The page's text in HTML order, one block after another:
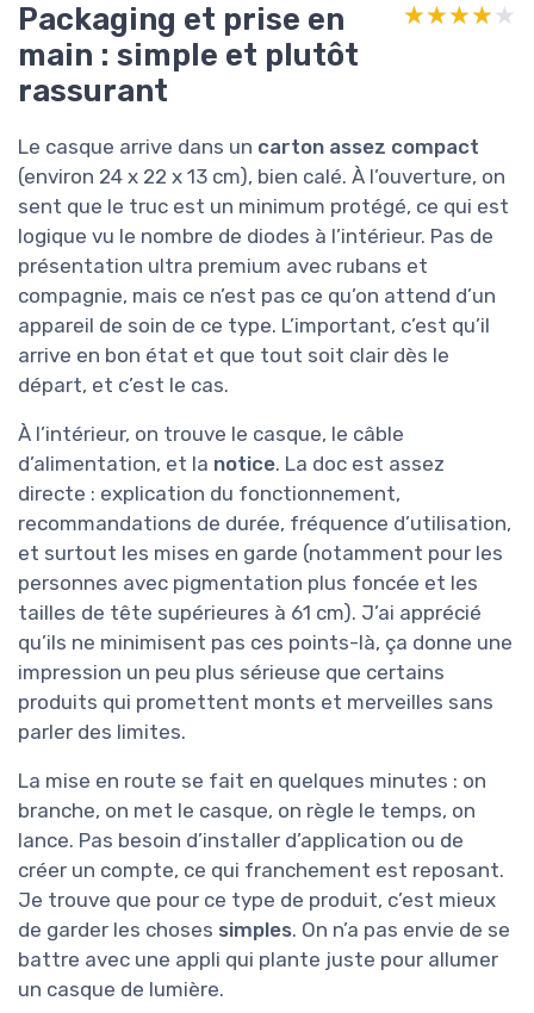
Packaging et prise en
main : simple et plutôt
rassurant
★★★★★
★★★★★
Le casque arrive dans un carton assez compact
(environ 24 x 22 x 13 cm), bien calé. À l’ouverture, on
sent que le truc est un minimum protégé, ce qui est
logique vu le nombre de diodes à l’intérieur. Pas de
présentation ultra premium avec rubans et
compagnie, mais ce n’est pas ce qu’on attend d’un
appareil de soin de ce type. L’important, c’est qu’il
arrive en bon état et que tout soit clair dès le
départ, et c’est le cas.
À l’intérieur, on trouve le casque, le câble
d’alimentation, et la notice. La doc est assez
directe : explication du fonctionnement,
recommandations de durée, fréquence d’utilisation,
et surtout les mises en garde (notamment pour les
personnes avec pigmentation plus foncée et les
tailles de tête supérieures à 61 cm). J’ai apprécié
qu’ils ne minimisent pas ces points-là, ça donne une
impression un peu plus sérieuse que certains
produits qui promettent monts et merveilles sans
parler des limites.
La mise en route se fait en quelques minutes : on
branche, on met le casque, on règle le temps, on
lance. Pas besoin d’installer d’application ou de
créer un compte, ce qui franchement est reposant.
Je trouve que pour ce type de produit, c’est mieux
de garder les choses simples. On n’a pas envie de se
battre avec une appli qui plante juste pour allumer
un casque de lumière.